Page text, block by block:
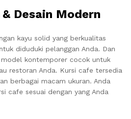
Desain Modern
kayu solid yang berkualitas
diduduki pelanggan Anda. Dan
model kontemporer cocok untuk
restoran Anda. Kursi cafe tersedia
berbagai macam ukuran. Anda
cafe sesuai dengan yang Anda